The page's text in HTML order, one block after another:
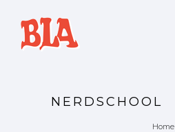
NERDSCHOOL
Home